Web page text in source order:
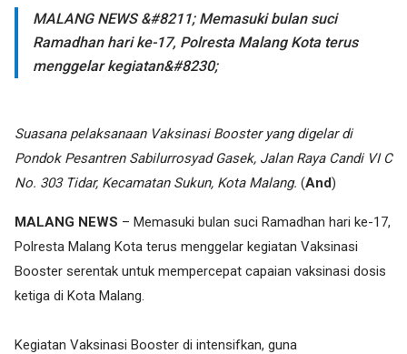
MALANG NEWS &#8211; Memasuki bulan suci
Ramadhan hari ke-17, Polresta Malang Kota terus
menggelar kegiatan&#8230;
Suasana pelaksanaan Vaksinasi Booster yang digelar di
Pondok Pesantren Sabilurrosyad Gasek, Jalan Raya Candi VI C
No. 303 Tidar, Kecamatan Sukun, Kota Malang. (And)
MALANG NEWS – Memasuki bulan suci Ramadhan hari ke-17,
Polresta Malang Kota terus menggelar kegiatan Vaksinasi
Booster serentak untuk mempercepat capaian vaksinasi dosis
ketiga di Kota Malang.
Kegiatan Vaksinasi Booster di intensifkan, guna